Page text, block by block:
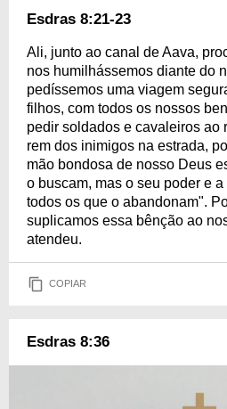
Esdras 8:21-23
Ali, junto ao canal de Aava,
nos humilhássemos diante do
pedíssemos uma viagem
filhos, com todos os nossos
pedir soldados e cavaleiros
rem dos inimigos na estrada,
mão bondosa de nosso Deus
o buscam, mas o seu poder e
todos os que o abando­nam".
suplicamos essa bênção ao
atendeu.
COPIAR
Esdras 8:36